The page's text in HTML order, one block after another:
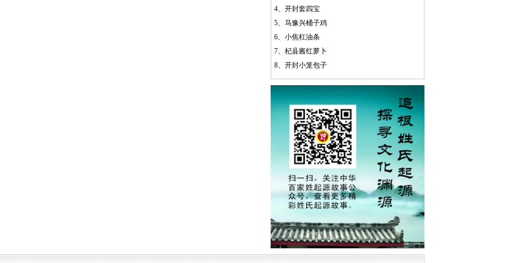
4、 开封套四宝
5、 马豫兴桶子鸡
6、 小焦杠油条
7、 杞县酱红萝卜
8、 开封小笼包子